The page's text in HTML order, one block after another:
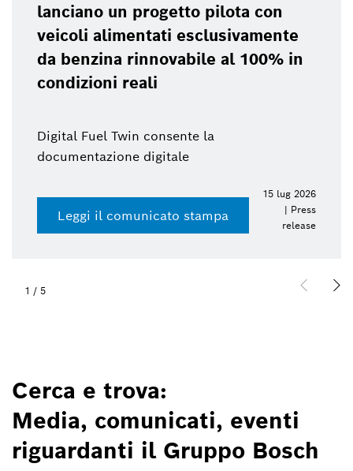
lanciano un progetto pilota con
veicoli alimentati esclusivamente
da benzina rinnovabile al 100% in
condizioni reali
Digital Fuel Twin consente la
documentazione digitale
Leggi il comunicato stampa
15 lug 2026
| Press
release
1 / 5
Cerca e trova:
Media, comunicati, eventi
riguardanti il Gruppo Bosch